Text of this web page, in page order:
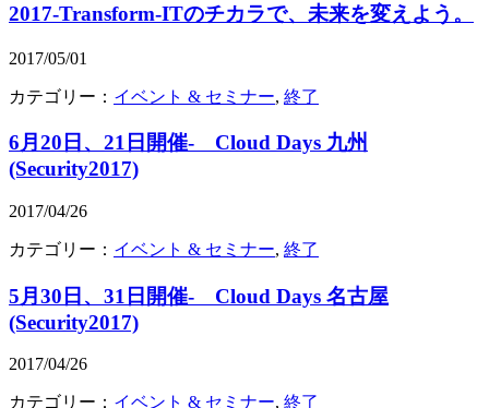
2017-Transform-ITのチカラで、未来を変えよう。
2017/05/01
カテゴリー： イベント & セミナー, 終了
6月20日、21日開催- Cloud Days 九州
(Security2017)
2017/04/26
カテゴリー： イベント & セミナー, 終了
5月30日、31日開催- Cloud Days 名古屋
(Security2017)
2017/04/26
カテゴリー： イベント & セミナー, 終了